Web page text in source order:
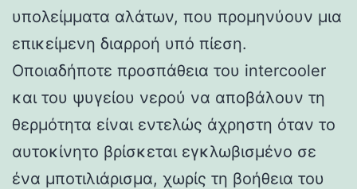
υπολείμματα αλάτων, που προμηνύουν μια
επικείμενη διαρροή υπό πίεση.
Οποιαδήποτε προσπάθεια του intercooler
και του ψυγείου νερού να αποβάλουν τη
θερμότητα είναι εντελώς άχρηστη όταν το
αυτοκίνητο βρίσκεται εγκλωβισμένο σε
ένα μποτιλιάρισμα, χωρίς τη βοήθεια του